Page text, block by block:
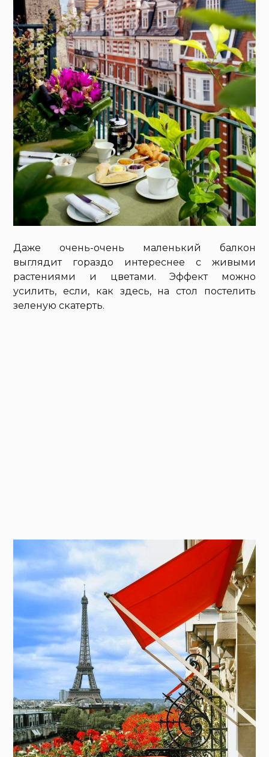
Даже очень-очень маленький балкон
выглядит гораздо интереснее с живыми
растениями и цветами. Эффект можно
усилить, если, как здесь, на стол постелить
зеленую скатерть.